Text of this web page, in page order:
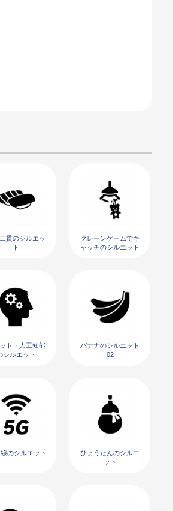
貫のシルエッ
ト
クレーンゲームでキ
ャッチのシルエット
ト・人工知能
シルエット
バナナのシルエット
02
のシルエット
ひょうたんのシルエ
ット